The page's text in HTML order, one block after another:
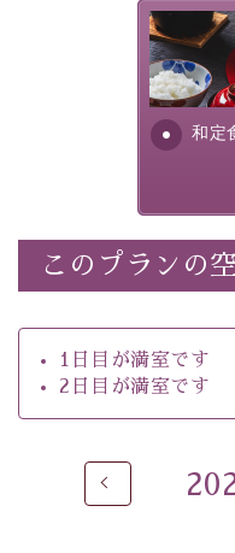
・環境に配慮したアメ
・館内フリーWi-Fi
・チェックイン15時、
いう昔の暦による料理
・朝食はこだわりの味
【温泉】
自家源泉「美翠源泉」
の効果が高い、極めて
■お座敷風呂（大浴場）
温泉の成分に合わせ、
和定
さっぱり
れる食材
ふんだん
安全を心
このプランの
1日目が満室です
2日目が満室です